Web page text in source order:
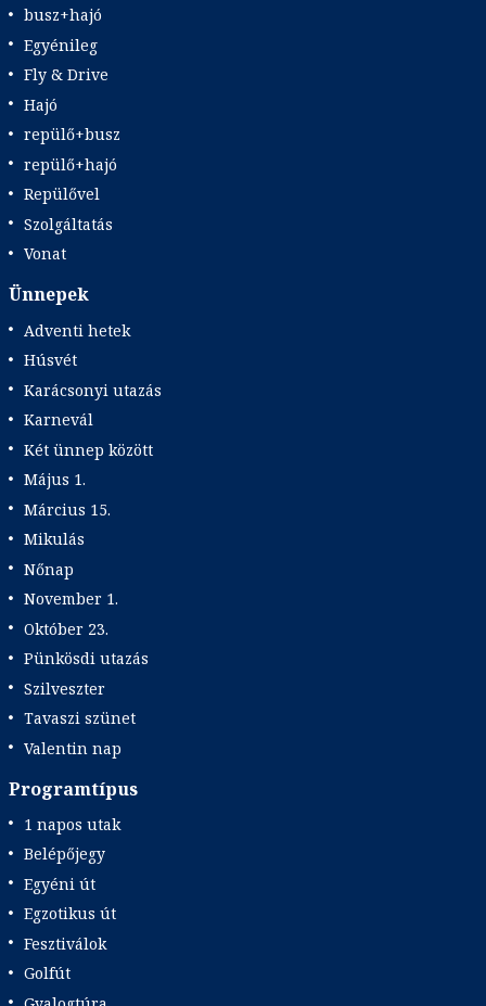
busz+hajó
Egyénileg
Fly & Drive
Hajó
repülő+busz
repülő+hajó
Repülővel
Szolgáltatás
Vonat
Ünnepek
Adventi hetek
Húsvét
Karácsonyi utazás
Karnevál
Két ünnep között
Május 1.
Március 15.
Mikulás
Nőnap
November 1.
Október 23.
Pünkösdi utazás
Szilveszter
Tavaszi szünet
Valentin nap
Programtípus
1 napos utak
Belépőjegy
Egyéni út
Egzotikus út
Fesztiválok
Golfút